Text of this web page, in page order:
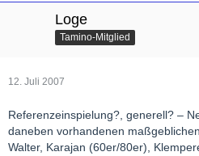
Loge
Tamino-Mitglied
12. Juli 2007
Referenzeinspielung?, generell? –
daneben vorhandenen
Walter, Karajan (60er/80er),